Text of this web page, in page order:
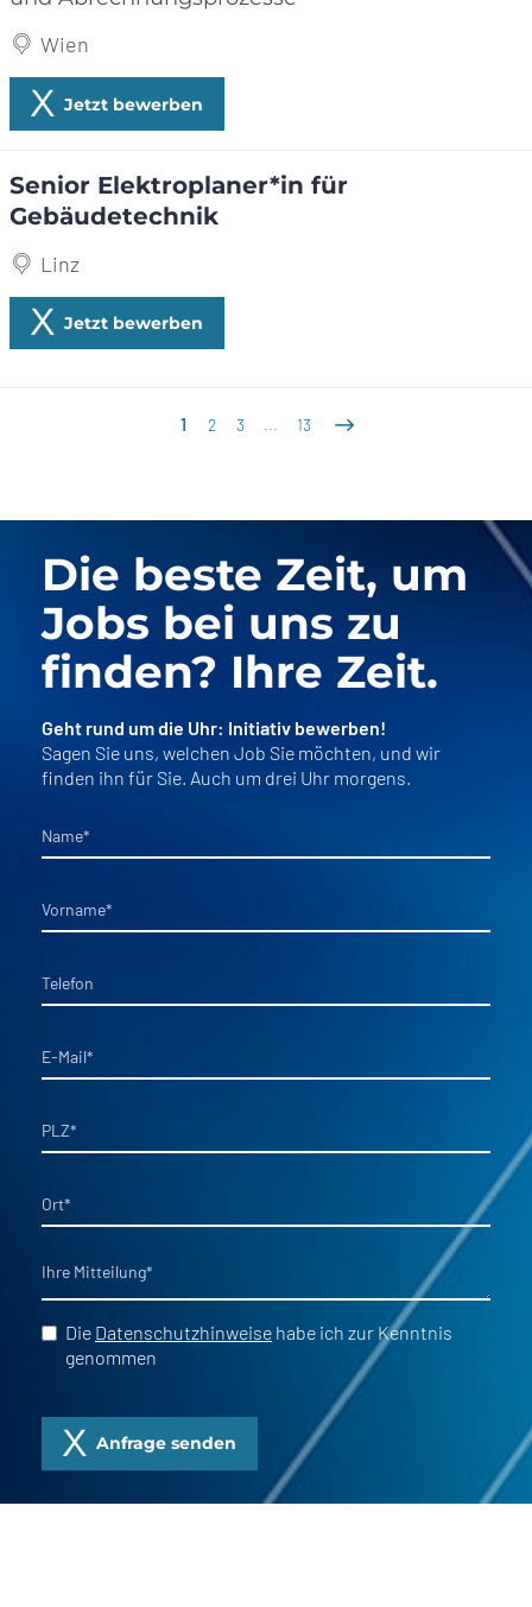
Wien
Jetzt bewerben
Senior Elektroplaner*in für
Gebäudetechnik
Linz
Jetzt bewerben
1 2 3 ... 13
Die beste Zeit, um
Jobs bei uns zu
finden? Ihre Zeit.
Geht rund um die Uhr: Initiativ bewerben!
Sagen Sie uns, welchen Job Sie möchten, und wir
finden ihn für Sie. Auch um drei Uhr morgens.
Die Datenschutzhinweise habe ich zur Kenntnis
genommen
Anfrage senden